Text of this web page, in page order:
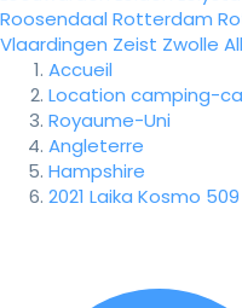
Roosendaal Rotterdam
Vlaardingen Zeist Zwolle
Accueil
Location camping-
Royaume-Uni
Angleterre
Hampshire
2021 Laika Kosmo